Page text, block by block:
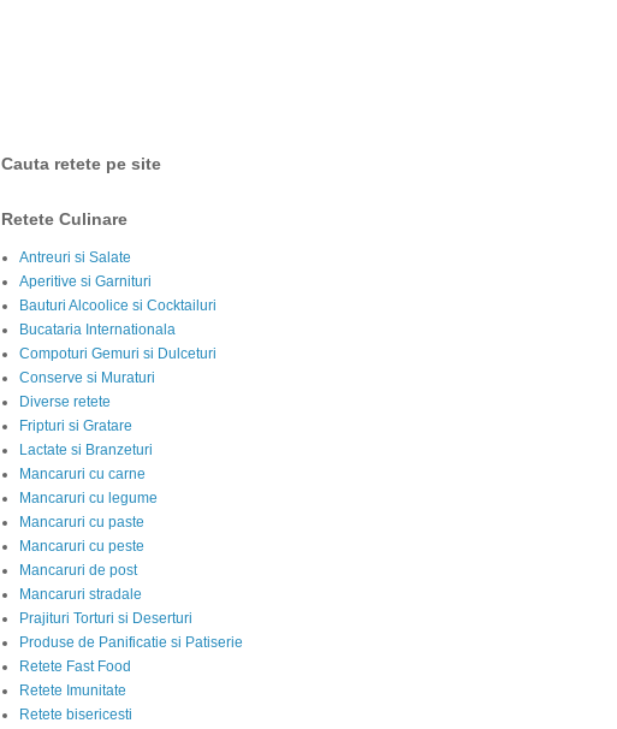
Cauta retete pe site
Retete Culinare
Antreuri si Salate
Aperitive si Garnituri
Bauturi Alcoolice si Cocktailuri
Bucataria Internationala
Compoturi Gemuri si Dulceturi
Conserve si Muraturi
Diverse retete
Fripturi si Gratare
Lactate si Branzeturi
Mancaruri cu carne
Mancaruri cu legume
Mancaruri cu paste
Mancaruri cu peste
Mancaruri de post
Mancaruri stradale
Prajituri Torturi si Deserturi
Produse de Panificatie si Patiserie
Retete Fast Food
Retete Imunitate
Retete bisericesti